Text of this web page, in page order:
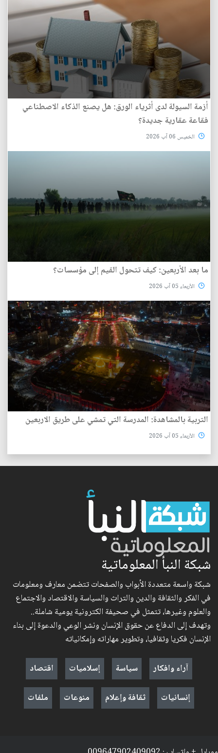
أزمة السيولة لدى أثرياء الورق: هل يصنع الذكاء الاصطناعي
فقاعة عقارية جديدة؟
الخميس 06 آب 2026
ما بعد الأربعين: كيف تتحول القيم إلى مؤسسات؟
الأربعاء 05 آب 2026
التربية بالمشاهدة: المدرسة التي تمشي على طريق الاربعين
الأربعاء 05 آب 2026
شبكة النبأ المعلوماتية
شبكة واسعة متعددة الأبواب والصفحات تتضمن معارف ومعلومات
في الفكر والثقافة والدين والتراث والسياسة والاقتصاد والاجتماع
والعلوم وغيرها، تتمثل في صحيفة الكترونية يومية شاملة..
وتهدف إلى الدفاع عن حقوق الإنسان ونشر الوعي والدعوة إلى بناء
الإنسان فكريا وثقافيا، وتطوير مهاراته وإمكانياته
آراء وافكار
سياسة إسلاميات
اقتصاد
إنسانيات
ثقافة وإعلام منوعات ملفات